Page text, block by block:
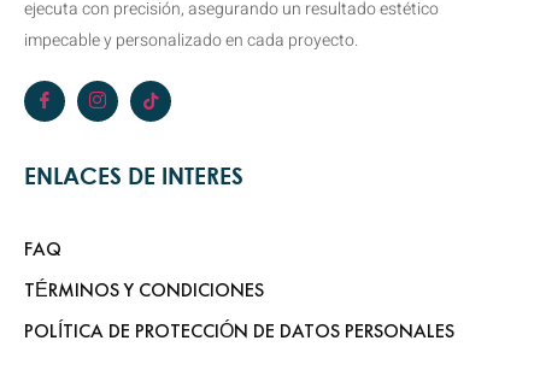
ejecuta con precisión, asegurando un resultado estético
impecable y personalizado en cada proyecto.
ENLACES DE INTERES
FAQ
TÉRMINOS Y CONDICIONES
POLÍTICA DE PROTECCIÓN DE DATOS PERSONALES